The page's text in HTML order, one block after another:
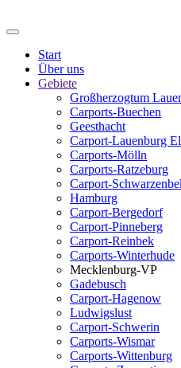
Start
Über uns
Gebiete
Großherzogtum
Carports-Buechen
Geesthacht
Carport-Lauenburg
Carports-Mölln
Carports-Ratzeburg
Carport-
Hamburg
Carport-Bergedorf
Carport-Pinneberg
Carport-Reinbek
Carports-Winterhude
Mecklenburg-VP
Gadebusch
Carport-Hagenow
Ludwigslust
Carport-Schwerin
Carports-Wismar
Carports-Wittenburg